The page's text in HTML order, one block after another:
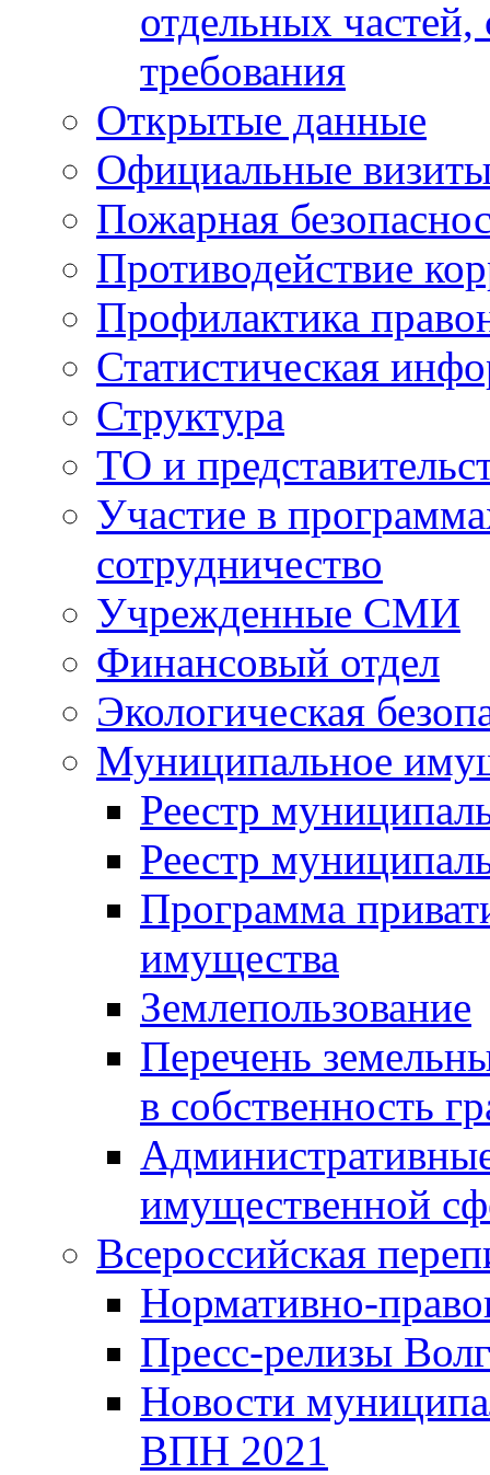
отдельных
требования
Открытые данные
Официальные
Пожарная
Противодействие
Профилактика
Статистическая
Структура
ТО и
Участие в
сотрудничество
Учрежденные СМИ
Финансовый отдел
Экологическая
Муниципальное
Реестр
Реестр
Программа
имущества
Землепользование
Перечень
в собственность
имущественной
Всероссийская
Нормативно-
Пресс-релизы
Новости
ВПН 2021